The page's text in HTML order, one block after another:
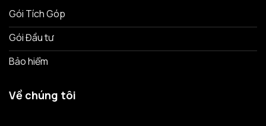
Gói Tích Góp
Gói Đầu tư
Bảo hiểm
Về chúng tôi